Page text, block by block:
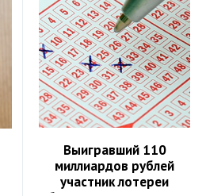
Выигравший 110
миллиардов рублей
участник лотереи